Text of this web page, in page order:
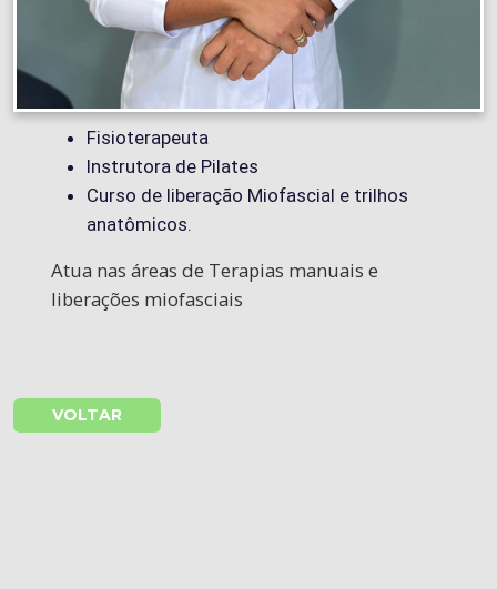
Fisioterapeuta
Instrutora de Pilates
Curso de liberação Miofascial e trilhos
anatômicos.
Atua nas áreas de Terapias manuais e
liberações miofasciais
VOLTAR